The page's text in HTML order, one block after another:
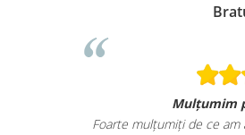
Mulțumim
Foarte mulțumiți de ce am